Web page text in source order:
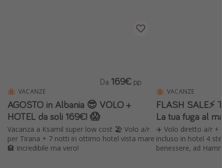
Città più visitate
VACANZE
AGOSTO in Albania 😎 VOLO +
HOTEL da soli 169€! 😱
Vacanza a Ksamil super low cost 🏖️ Volo a/r
per Tirana + 7 notti in ottimo hotel vista mare
🏨 Incredibile ma vero!
Da 169€ pp
VACANZE
FLASH SALE⚡️
La tua fuga al
✈️ Volo diretto a/r +
incluso in hotel 4
benessere, ad